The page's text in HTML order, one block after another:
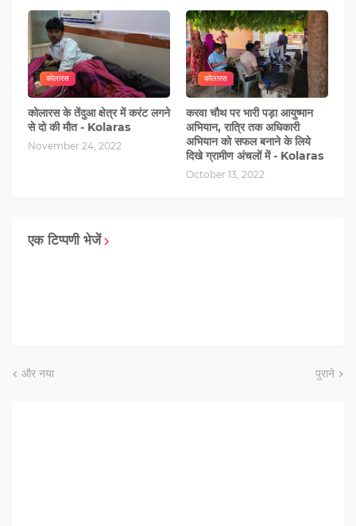
कोलारस
कोलारस के तेंदुआ क्षेत्र में करंट लगने
से दो की मौत - Kolaras
November 24, 2022
कोलारस
करवा चौथ पर भारी पड़ा आयुष्मान
अभियान, रात्रि तक अधिकारी
अभियान को सफल बनाने के लिये
दिखे ग्रामीण अंचलों में - Kolaras
October 13, 2022
एक टिप्पणी भेजें
और नया पुराने